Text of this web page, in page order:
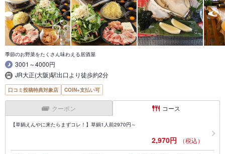
季節のお野菜をたくさん味わえる居酒屋
3001～4000円
JR大正(大阪)駅出口より徒歩約2分
口コミ投稿特典対象店 COIN+支払い可
クーポン コース
【草鍋えんやに来たらまずコレ！】草鍋1人前2970円～
2,970円 （税込）